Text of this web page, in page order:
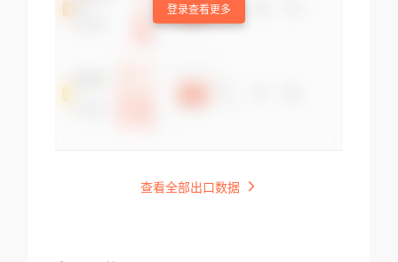
登录查看更多
查看全部出口数据